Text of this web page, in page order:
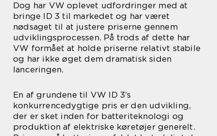
Dog har VW oplevet udfordringer med at
bringe ID 3 til markedet og har været
nødsaget til at justere priserne gennem
udviklingsprocessen. På trods af dette har
VW formået at holde priserne relativt stabile
og har ikke øget dem dramatisk siden
lanceringen.
En af grundene til VW ID 3’s
konkurrencedygtige pris er den udvikling,
der er sket inden for batteriteknologi og
produktion af elektriske køretøjer generelt.